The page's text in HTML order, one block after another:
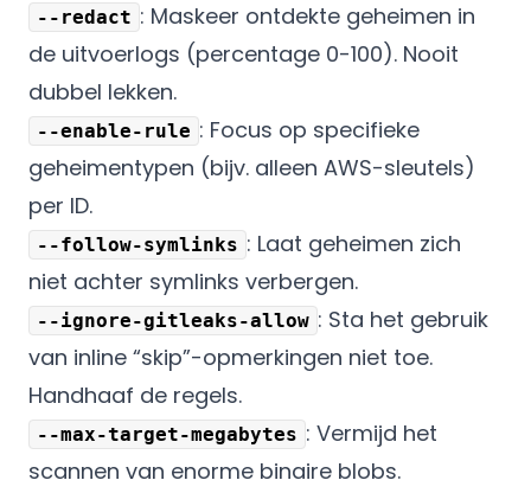
--redact : Maskeer ontdekte geheimen in
de uitvoerlogs (percentage 0-100). Nooit
dubbel lekken.
--enable-rule : Focus op specifieke
geheimentypen (bijv. alleen AWS-sleutels)
per ID.
--follow-symlinks : Laat geheimen zich
niet achter symlinks verbergen.
--ignore-gitleaks-allow : Sta het gebruik
van inline “skip”-opmerkingen niet toe.
Handhaaf de regels.
--max-target-megabytes : Vermijd het
scannen van enorme binaire blobs.